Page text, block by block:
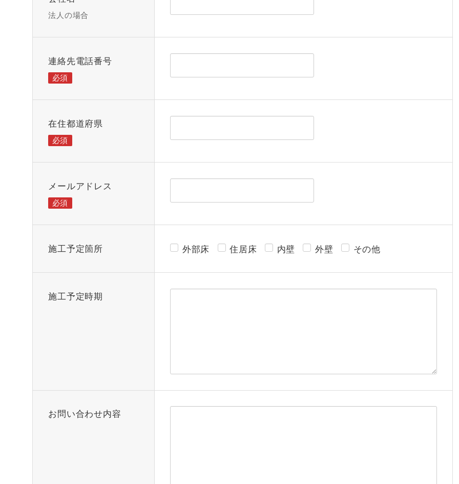
法人の場合
連絡先電話番号
必須
在住都道府県
必須
メールアドレス
必須
施工予定箇所 外部床 住居床 内壁 外壁 その他
施工予定時期
お問い合わせ内容